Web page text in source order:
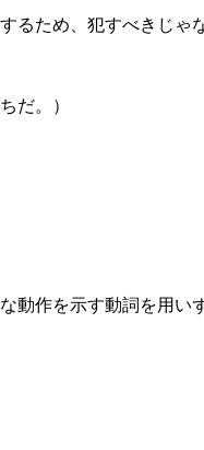
るため、犯すべきじゃ
だ。）
動作を示す動詞を用